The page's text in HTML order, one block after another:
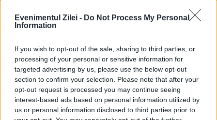
Evenimentul Zilei - Do Not Process My Personal
Information
If you wish to opt-out of the sale, sharing to third parties, or
processing of your personal or sensitive information for
targeted advertising by us, please use the below opt-out
section to confirm your selection. Please note that after your
opt-out request is processed you may continue seeing
interest-based ads based on personal information utilized by
us or personal information disclosed to third parties prior to
Hakimi, 5. Nayef Aguerd (18. Jawad El-
Yamiq, 84), 6. Romain Saiss (căpitan), 3.
Noussair Mazraoui (25. Yahya Attiat-Allah,
82) - 8. Azzedine Ounahi (24. Badr Benoun,